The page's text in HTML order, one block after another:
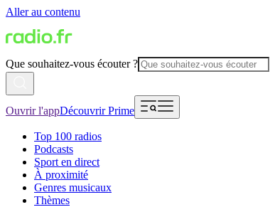
Aller au contenu
Que souhaitez-vous écouter ?
Ouvrir l'appDécouvrir Prime
Top 100 radios
Podcasts
Sport en direct
À proximité
Genres musicaux
Thèmes